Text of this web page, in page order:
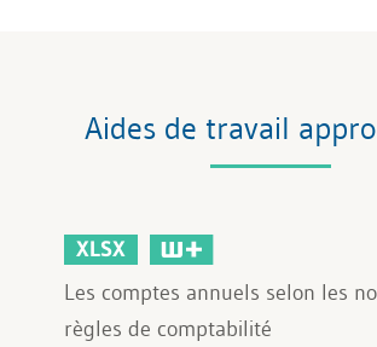
Aides de travail
XLSX
Les comptes annuels selon les
règles de comptabilité